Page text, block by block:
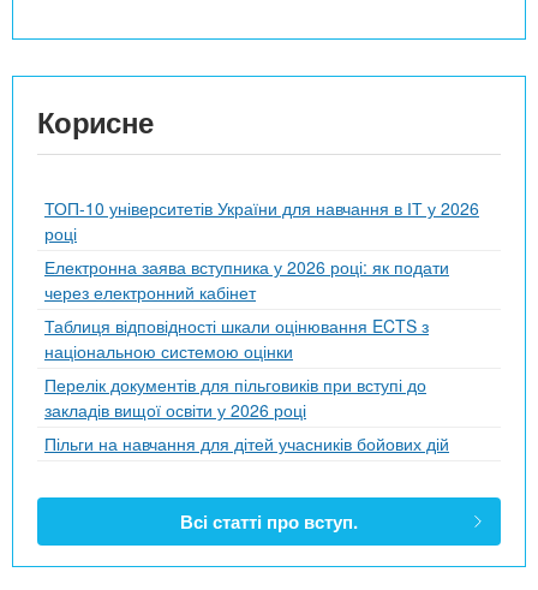
Корисне
ТОП-10 університетів України для навчання в ІТ у 2026
році
Електронна заява вступника у 2026 році: як подати
через електронний кабінет
Таблиця відповідності шкали оцінювання ECTS з
національною системою оцінки
Перелік документів для пільговиків при вступі до
закладів вищої освіти у 2026 році
Пільги на навчання для дітей учасників бойових дій
Всі статті про вступ.